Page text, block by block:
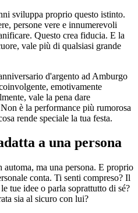
sviluppa proprio questo istinto.
persone vere e innumerevoli
Questo crea fiducia. E la
vale più di qualsiasi grande
d'argento ad Amburgo
emotivamente
vale la pena dare
è la performance più rumorosa
rende speciale la tua festa.
a una persona
ma una persona. E proprio
conta. Ti senti compreso? Il
tue idee o parla soprattutto di sé?
sia al sicuro con lui?